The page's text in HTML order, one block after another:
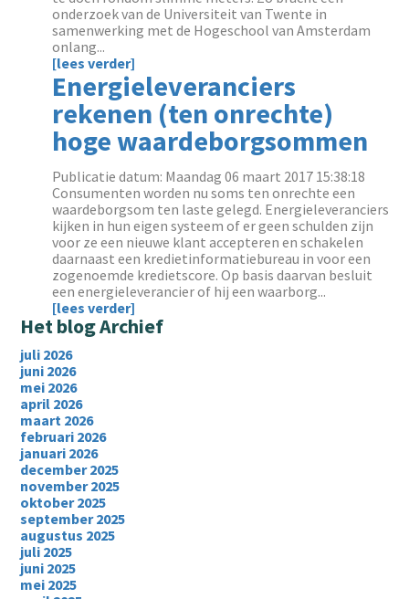
onderzoek van de Universiteit van Twente in
samenwerking met de Hogeschool van Amsterdam
onlang...
[lees verder]
Energieleveranciers
rekenen (ten onrechte)
hoge waardeborgsommen
Publicatie datum: Maandag 06 maart 2017 15:38:18
Consumenten worden nu soms ten onrechte een
waardeborgsom ten laste gelegd. Energieleveranciers
kijken in hun eigen systeem of er geen schulden zijn
voor ze een nieuwe klant accepteren en schakelen
daarnaast een kredietinformatiebureau in voor een
zogenoemde kredietscore. Op basis daarvan besluit
een energieleverancier of hij een waarborg...
[lees verder]
Het blog Archief
juli 2026
juni 2026
mei 2026
april 2026
maart 2026
februari 2026
januari 2026
december 2025
november 2025
oktober 2025
september 2025
augustus 2025
juli 2025
juni 2025
mei 2025